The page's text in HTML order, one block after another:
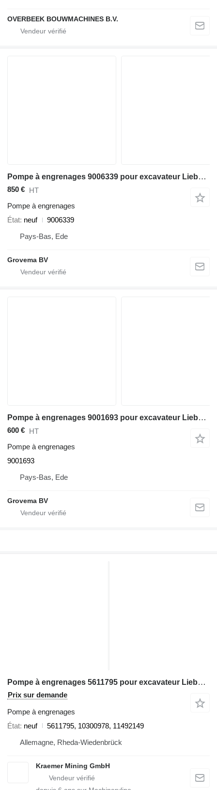
OVERBEEK BOUWMACHINES B.V.
Pompe à engrenages 9006339 pour excavateur Liebherr R926 COMP / R946 LC / R946 NLC
850 € HT
Pompe à engrenages
État neuf
9006339
Pays-Bas, Ede
Grovema BV
Pompe à engrenages 9001693 pour excavateur Liebherr R926 COMP / R946 LC / R946 NLC
600 € HT
Pompe à engrenages
9001693
Pays-Bas, Ede
Grovema BV
Pompe à engrenages 5611795 pour excavateur Liebherr R9350, R9400, R9800, R994, R995, R996
Prix sur demande
Pompe à engrenages
État neuf
5611795, 10300978, 11492149
Allemagne, Rheda-Wiedenbrück
Kraemer Mining GmbH